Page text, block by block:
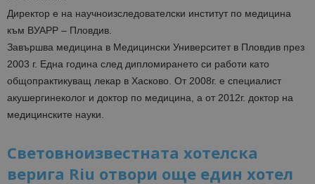
Директор е на научноизследователски институт по медицина
към ВУАРР – Пловдив.
Завършва медицина в Медицински Университет в Пловдив през
2003 г. Една година след дипломирането си работи като
общопрактикуващ лекар в Хасково. От 2008г. е специалист
акушергинеколог и доктор по медицина, а от 2012г. доктор на
медицинските науки.
Световноизвестната хотелска
верига Riu отвори още един хотел